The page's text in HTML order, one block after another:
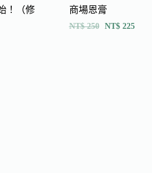
！（修 商場恩膏
NT$250 NT$225